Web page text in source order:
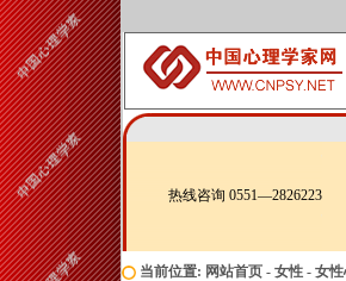
热线咨询 0551—2826223
当前位置: 网站首页 - 女性 - 女